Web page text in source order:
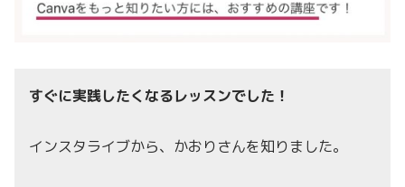
すぐに実践したくなるレッスンでした！
インスタライブから、かおりさんを知りました。